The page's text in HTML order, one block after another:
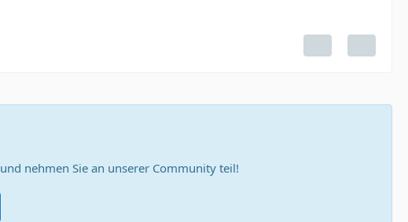
und nehmen Sie an unserer Community teil!